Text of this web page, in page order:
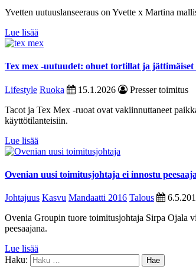
Yvetten uutuuslanseeraus on Yvette x Martina
Lue lisää
Tex mex -uutuudet: ohuet tortillat ja jättimäiset
Lifestyle Ruoka 15.1.2026
Presser toimitus
Tacot ja Tex Mex -ruoat ovat vakiinnuttaneet
käyttötilanteisiin.
Lue lisää
Ovenian uusi toimitusjohtaja ei innostu
Johtajuus Kasvu Mandaatti 2016 Talous
Ovenia Groupin tuore toimitusjohtaja Sirpa Ojala
peesaajana.
Lue lisää
Haku: